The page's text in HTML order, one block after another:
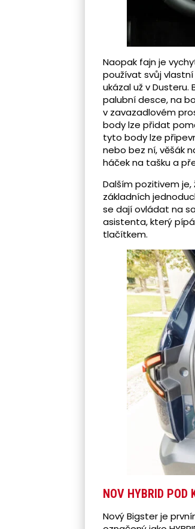
Naopak fajn je
používat svůj
ukázal už v
palubní desce, na
v zavazadlovém
body lze přidat
tyto body lze
nebo bez ní, věšák
háček na tašku a
Dalším pozitivem
základních
se dají ovládat na
asistenta, který
tlačítkem.
NOV HYBRID POD
Nový Bigster je